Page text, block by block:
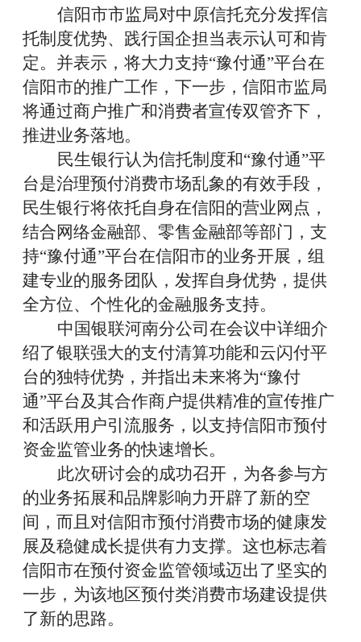
信阳市市监局对中原信托充分发挥信
托制度优势、践行国企担当表示认可和肯
定。并表示，将大力支持“豫付通”平台在
信阳市的推广工作，下一步，信阳市监局
将通过商户推广和消费者宣传双管齐下，
推进业务落地。
民生银行认为信托制度和“豫付通”平
台是治理预付消费市场乱象的有效手段，
民生银行将依托自身在信阳的营业网点，
结合网络金融部、零售金融部等部门，支
持“豫付通”平台在信阳市的业务开展，组
建专业的服务团队，发挥自身优势，提供
全方位、个性化的金融服务支持。
中国银联河南分公司在会议中详细介
绍了银联强大的支付清算功能和云闪付平
台的独特优势，并指出未来将为“豫付
通”平台及其合作商户提供精准的宣传推广
和活跃用户引流服务，以支持信阳市预付
资金监管业务的快速增长。
此次研讨会的成功召开，为各参与方
的业务拓展和品牌影响力开辟了新的空
间，而且对信阳市预付消费市场的健康发
展及稳健成长提供有力支撑。这也标志着
信阳市在预付资金监管领域迈出了坚实的
一步，为该地区预付类消费市场建设提供
了新的思路。